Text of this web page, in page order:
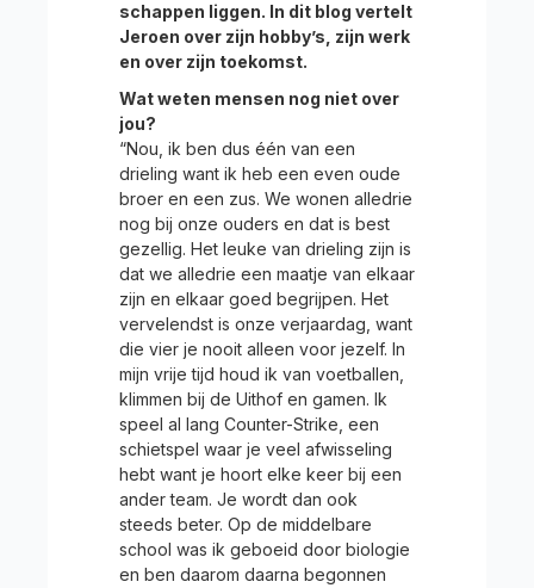
schappen liggen. In dit blog vertelt
Jeroen over zijn hobby’s, zijn werk
en over zijn toekomst.
Wat weten mensen nog niet over
jou?
“Nou, ik ben dus één van een
drieling want ik heb een even oude
broer en een zus. We wonen alledrie
nog bij onze ouders en dat is best
gezellig. Het leuke van drieling zijn is
dat we alledrie een maatje van elkaar
zijn en elkaar goed begrijpen. Het
vervelendst is onze verjaardag, want
die vier je nooit alleen voor jezelf. In
mijn vrije tijd houd ik van voetballen,
klimmen bij de Uithof en gamen. Ik
speel al lang Counter-Strike, een
schietspel waar je veel afwisseling
hebt want je hoort elke keer bij een
ander team. Je wordt dan ook
steeds beter. Op de middelbare
school was ik geboeid door biologie
en ben daarom daarna begonnen